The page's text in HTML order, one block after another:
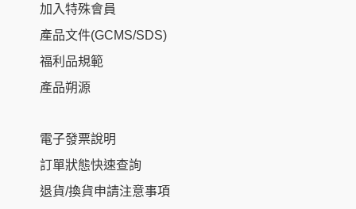
加入特殊會員
產品文件(GCMS/SDS)
福利品規範
產品朔源
電子發票說明
訂單狀態快速查詢
退貨/換貨申請注意事項